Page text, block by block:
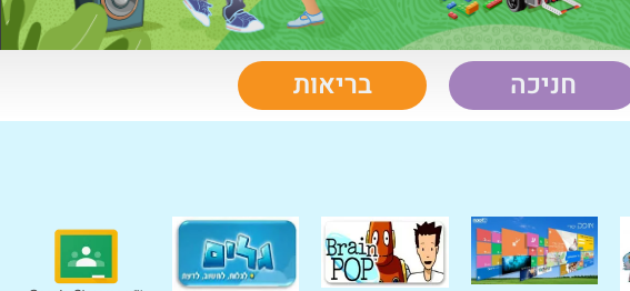
חניכה בריאות